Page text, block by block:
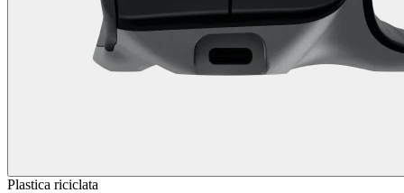
Plastica riciclata